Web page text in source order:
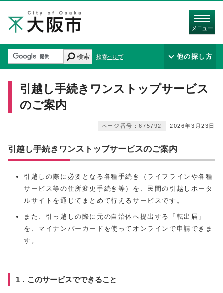
メニュー
検索 検索ヘルプ 他の探し方
引越し手続きワンストップサービス
のご案内
2026年3月23日
ページ番号：675792
引越し手続きワンストップサービスのご案内
引越しの際に必要となる各種手続き（ライフラインや各種
サービス等の住所変更手続き等）を、民間の引越しポータ
ルサイトを通じてまとめて行えるサービスです。
また、引っ越しの際に元の自治体へ提出する「転出届」
を、マイナンバーカードを使ってオンラインで申請できま
す。
1．このサービスでできること